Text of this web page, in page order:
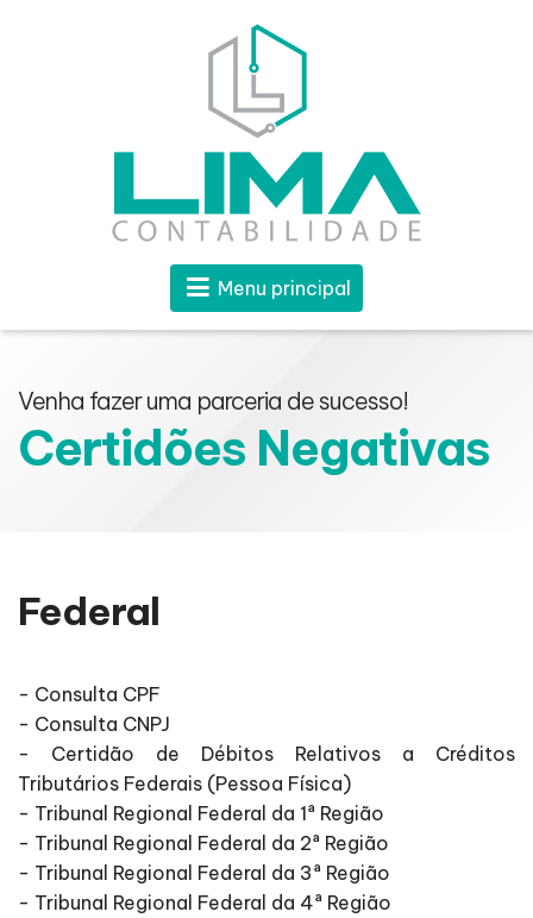
Menu principal
Venha fazer uma parceria de sucesso!
Certidões Negativas
Federal
- Consulta CPF
- Consulta CNPJ
- Certidão de Débitos Relativos a Créditos
Tributários Federais (Pessoa Física)
- Tribunal Regional Federal da 1ª Região
- Tribunal Regional Federal da 2ª Região
- Tribunal Regional Federal da 3ª Região
- Tribunal Regional Federal da 4ª Região